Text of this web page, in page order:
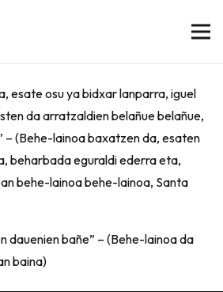
esate osu ya bidxar lanparra, iguel
da arratzaldien belañue belañue,
– (Behe-lainoa baxatzen da, esaten
beharbada eguraldi ederra eta,
behe-lainoa behe-lainoa, Santa
dauenien bañe” – (Behe-lainoa da
baina)